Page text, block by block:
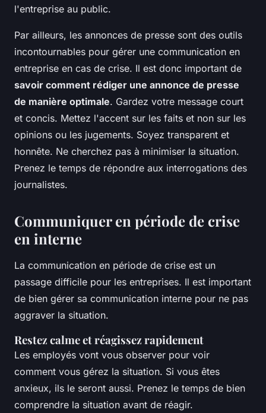
l'entreprise au public.
Par ailleurs, les annonces de presse sont des outils
incontournables pour gérer une communication en
entreprise en cas de crise. Il est donc important de
savoir comment rédiger une annonce de presse
de manière optimale. Gardez votre message court
et concis. Mettez l'accent sur les faits et non sur les
opinions ou les jugements. Soyez transparent et
honnête. Ne cherchez pas à minimiser la situation.
Prenez le temps de répondre aux interrogations des
journalistes.
Communiquer en période de crise
en interne
La communication en période de crise est un
passage difficile pour les entreprises. Il est important
de bien gérer sa communication interne pour ne pas
aggraver la situation.
Restez calme et réagissez rapidement
Les employés vont vous observer pour voir
comment vous gérez la situation. Si vous êtes
anxieux, ils le seront aussi. Prenez le temps de bien
comprendre la situation avant de réagir.